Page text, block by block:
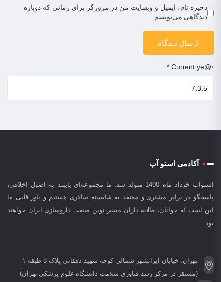
ذخیره نام، ایمیل و وبسایت من در مرورگر برای زمانی که دوباره
دیدگاهی می‌نویسم.
Current ye@r
*
آکادمی استو آپ
استوآپ خرداد ماه 1400 متولد شد. ما مجموعه‌ای پایبند به اصول اخلاقی،
پاسخگو در برابر مشتری و معتقد به شایسته سالاری هستیم و باور قلبی ما
این است که جوانان، طلایه داران مسیر نوین صنعت داروسازی ایران خواهند
بود.
تهران، خیابان ایرانشهر شمالی کوچه شهید دهقانی پلاک 8 طبقه ۱
(مستقر در مرکز رشد فناوری سلامت دانشگاه علوم پزشکی تهران)